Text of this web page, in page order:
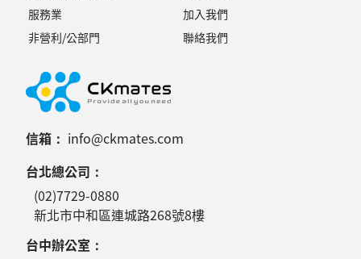
服務業
非營利/公部門
加入我們
聯絡我們
信箱： info@ckmates.com
台北總公司：
(02)7729-0880
新北市中和區連城路268號8樓
台中辦公室：